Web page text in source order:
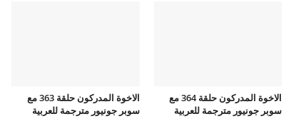
الاخوة المدركون حلقة 364 مع
سوبر جونيور مترجمة للعربية
الاخوة المدركون حلقة 363 مع
سوبر جونيور مترجمة للعربية